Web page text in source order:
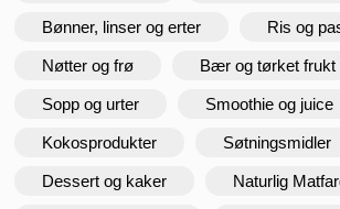
Bønner, linser og erter Ris og
Nøtter og frø Bær og tørket frukt
Sopp og urter Smoothie og juice
Kokosprodukter Søtningsmidler
Dessert og kaker Naturlig